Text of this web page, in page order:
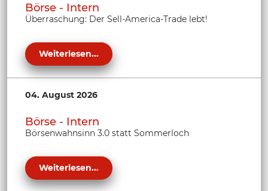
Börse - Intern
Überraschung: Der Sell-America-Trade lebt!
Weiterlesen...
04. August 2026
Börse - Intern
Börsenwahnsinn 3.0 statt Sommerloch
Weiterlesen...